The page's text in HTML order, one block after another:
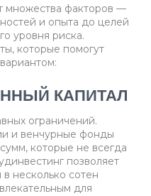
множества факторов —
и опыта до целей
уровня риска.
которые помогут
КАПИТАЛ
ограничений.
и венчурные фонды
которые не всегда
позволяет
несколько сотен
для